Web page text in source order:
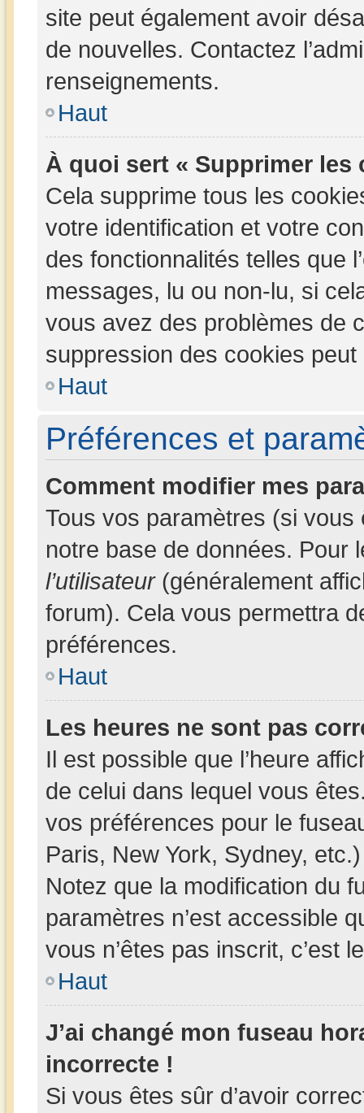
site peut également avoir
de nouvelles. Contactez
renseignements.
Haut
À quoi sert « Supprimer les
Cela supprime tous les
votre identification et votre
des fonctionnalités telles que
messages, lu ou non-lu, si
vous avez des problèmes de
suppression des cookies peut
Haut
Préférences et
Comment modifier mes
Tous vos paramètres (si
notre base de données. Pour
l’utilisateur(généralement
forum). Cela vous permettra
préférences.
Haut
Les heures ne sont pas
Il est possible que l’heure
de celui dans lequel vous
vos préférences pour le
Paris, New York, Sydney,
Notez que la modification du
paramètres n’est accessible
vous n’êtes pas inscrit, c’est
Haut
J’ai changé mon fuseau
incorrecte !
Si vous êtes sûr d’avoir